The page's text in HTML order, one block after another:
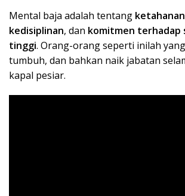
Mental baja adalah tentang
kedisiplinan, dan komitmen terhadap
tinggi. Orang-orang seperti inilah
tumbuh, dan bahkan naik jabatan
kapal pesiar.